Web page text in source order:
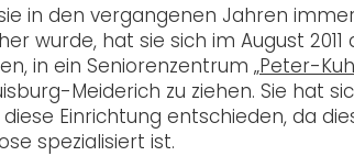
in den vergangenen Jahren
wurde, hat sie sich im August 2011
in ein Seniorenzentrum „Peter-
Meiderich zu ziehen. Sie hat
Einrichtung entschieden, da
spezialisiert ist.